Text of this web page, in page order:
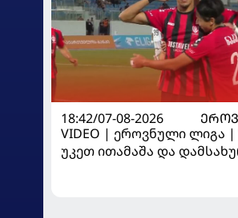
18:42/07-08-2026
VIDEO | ეროვნული ლიგა
უკეთ ითამაშა და